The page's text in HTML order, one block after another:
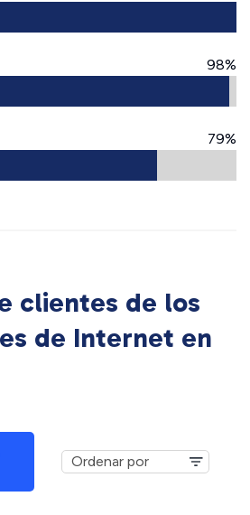
98%
79%
clientes de los
de Internet en